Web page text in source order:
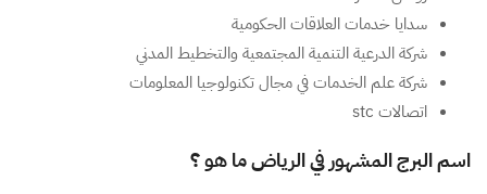
سدايا خدمات العلاقات الحكومية
شركة الدرعية التنمية المجتمعية والتخطيط المدني
شركة علم الخدمات في مجال تكنولوجيا المعلومات
اتصالات stc
اسم البرج المشهور في الرياض ما هو ؟